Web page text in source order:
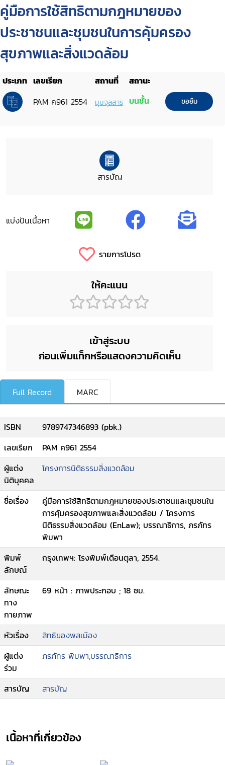
คู่มือการใช้สิทธิตามกฎหมายของ
ประชาชนและชุมชนในการคุ้มครอง
สุขภาพและสิ่งแวดล้อม
ประเภท เลขเรียก สถานที่
สถานะ
PAM ค961 2554
มุมจุลสาร บนชั้น ขอยืม
สารบัญ
แบ่งปันเนื้อหา
รายการโปรด
ให้คะแนน
เข้าสู่ระบบ
ก่อนเพิ่มแท็กหรือแสดงความคิดเห็น
Full Record MARC
ISBN
9789747346893 (pbk.)
เลขเรียก
PAM ค961 2554
ผู้แต่ง
นิติบุคคล
โครงการนิติธรรมสิ่งแวดล้อม
ชื่อเรื่อง
คู่มือการใช้สิทธิตามกฎหมายของประชาชนและชุมชนใน
การคุ้มครองสุขภาพและสิ่งแวดล้อม / โครงการ
นิติธรรมสิ่งแวดล้อม (EnLaw); บรรณาธิการ, ภรภัทร
พิมพา
พิมพ์
ลักษณ์
กรุงเทพฯ: โรงพิมพ์เดือนตุลา, 2554.
ลักษณะ
ทาง
กายภาพ
69 หน้า : ภาพประกอบ ; 18 ซม.
หัวเรื่อง
สิทธิของพลเมือง
ผู้แต่ง
ร่วม
ภรภัทร พิมพา,บรรณาธิการ
สารบัญ สารบัญ
เนื้อหาที่เกี่ยวข้อง